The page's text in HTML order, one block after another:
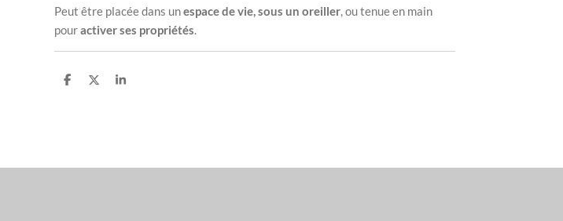
Peut être placée dans unespace de vie, sous un oreiller, ou tenue en main
pouractiver ses propriétés.
P
r
P
r
P
r